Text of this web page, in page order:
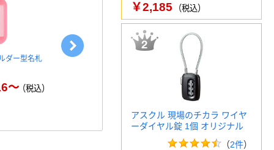
ダー型名札
～（税込）
（税込）
￥2,185 （税込）
アスクル 現場のチカラ ワイヤ
ーダイヤル錠 1個 オリジナル
（2件）